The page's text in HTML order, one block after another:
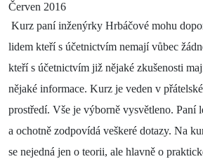
Červen 2016
Kurz paní inženýrky Hrbáčové mohu
lidem kteří s účetnictvím nemají vůbec
kteří s účetnictvím již nějaké zkušenosti
nějaké informace. Kurz je veden v
prostředí. Vše je výborně vysvětleno. Paní
a ochotně zodpovídá veškeré dotazy. Na
se nejedná jen o teorii, ale hlavně o